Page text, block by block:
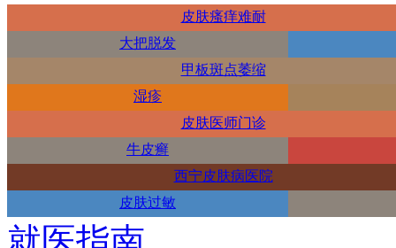
皮肤瘙痒难耐
大把脱发
甲板斑点萎缩
湿疹
皮肤医师门诊
牛皮癣
西宁皮肤病医院
皮肤过敏
就医指南